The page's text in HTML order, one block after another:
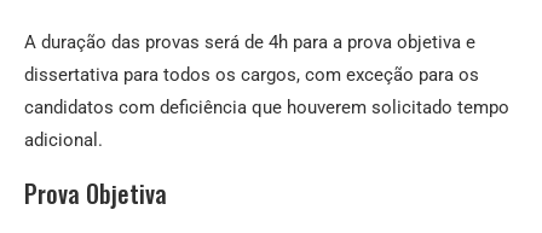
A duração das provas será de 4h para a prova objetiva e
dissertativa para todos os cargos, com exceção para os
candidatos com deficiência que houverem solicitado tempo
adicional.
Prova Objetiva